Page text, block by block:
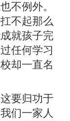
不例外。
不起那么
就孩子完
任何学习
却一直名
要归功于
们一家人